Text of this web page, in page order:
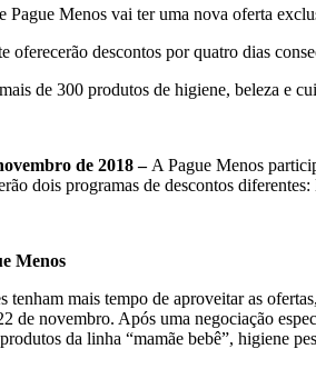
Pague Menos vai ter uma nova oferta
oferecerão descontos por quatro dias
de 300 produtos de higiene, beleza e
de 2018 – A Pague Menos
dois programas de descontos
Menos
tenham mais tempo de aproveitar as
de novembro. Após uma negociação
da linha “mamãe bebê”, higiene